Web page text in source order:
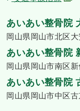
あいあい整骨院
岡山県岡山市北区
あいあい整骨院
岡山県岡山市南区
あいあい整骨院
岡山県岡山市中区